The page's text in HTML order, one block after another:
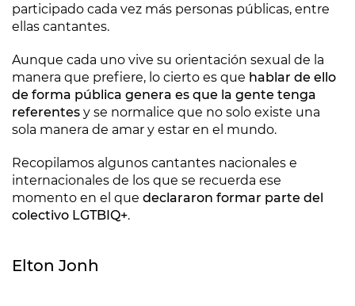
participado cada vez más personas públicas, entre
ellas cantantes.
Aunque cada uno vive su orientación sexual de la
manera que prefiere, lo cierto es que hablar de ello
de forma pública genera es que la gente tenga
referentes y se normalice que no solo existe una
sola manera de amar y estar en el mundo.
Recopilamos algunos cantantes nacionales e
internacionales de los que se recuerda ese
momento en el que declararon formar parte del
colectivo LGTBIQ+.
Elton Jonh